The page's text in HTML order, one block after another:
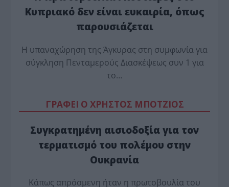
Κυπριακό δεν είναι ευκαιρία, όπως
παρουσιάζεται
Η υπαναχώρηση της Άγκυρας στη συμφωνία για
σύγκληση Πενταμερούς Διασκέψεως συν 1 για
το…
ΓΡΑΦΕΙ Ο ΧΡΗΣΤΟΣ ΜΠΟΤΖΙΟΣ
Συγκρατημένη αισιοδοξία για τον
τερματισμό του πολέμου στην
Ουκρανία
Κάπως απρόσμενη ήταν η πρωτοβουλία του